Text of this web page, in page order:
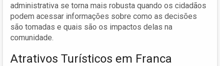
administrativa se torna mais robusta quando os cidadãos
podem acessar informações sobre como as decisões
são tomadas e quais são os impactos delas na
comunidade.
Atrativos Turísticos em Franca